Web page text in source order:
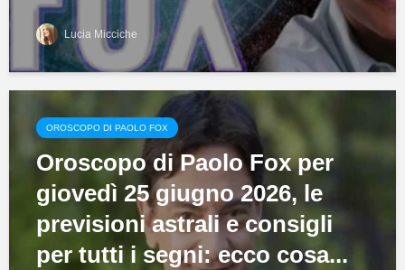
Lucia Micciche
OROSCOPO DI PAOLO FOX
Oroscopo di Paolo Fox per
giovedì 25 giugno 2026, le
previsioni astrali e consigli
per tutti i segni: ecco cosa...